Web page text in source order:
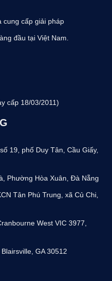
cung cấp giải pháp
đầu tại Việt Nam.
cấp 18/03/2011)
19, phố Duy Tân, Cầu Giấy,
Phường Hòa Xuân, Đà Nẵng
Tân Phú Trung, xã Củ Chi,
West VIC 3977,
GA 30512